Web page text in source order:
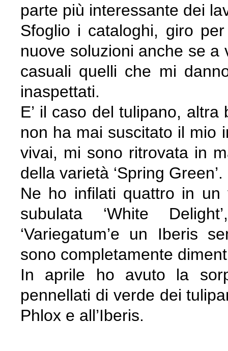
parte più interessante dei
Sfoglio i cataloghi, giro
nuove soluzioni anche se
casuali quelli che mi
inaspettati.
E’ il caso del tulipano,
non ha mai suscitato il mio
vivai, mi sono ritrovata in
della varietà ‘Spring Green’.
Ne ho infilati quattro in un
subulata ‘White
‘Variegatum’e un Iberis
sono completamente
In aprile ho avuto la
pennellati di verde dei
Phlox e all’Iberis.